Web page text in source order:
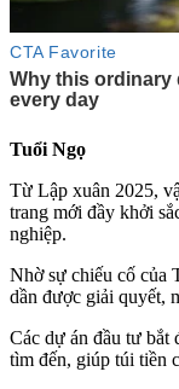
Tuổi Ngọ
Từ Lập xuân 2025,
trang mới đầy khởi
nghiệp.
Nhờ sự chiếu cố của
dần được giải quyết,
Các dự án đầu tư bắt
tìm đến, giúp túi tiền